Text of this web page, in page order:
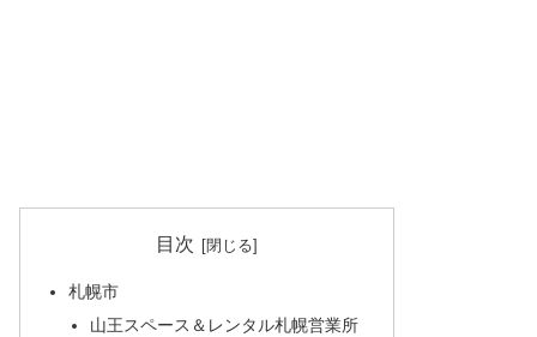
目次
札幌市
山王スペース＆レンタル札幌営業所